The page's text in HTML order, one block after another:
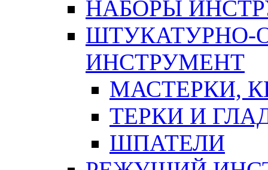
НАБОРЫ
ШТУКАТУРНО-
ИНСТРУМЕНТ
МАСТЕРКИ,
ТЕРКИ И
ШПАТЕЛИ